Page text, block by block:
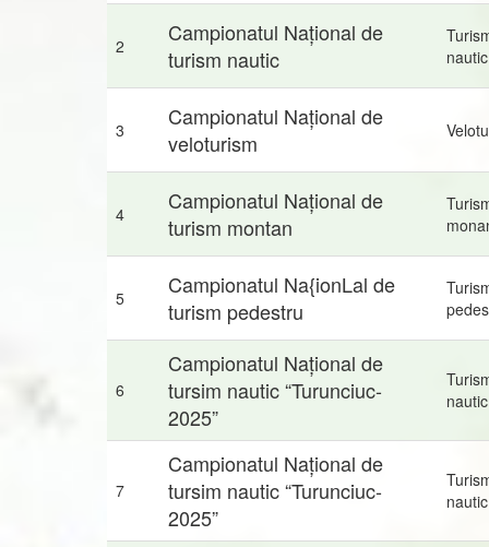
2
Campionatul Național de
turism nautic
nautic
3
Campionatul Național de
veloturism
4
Campionatul Național de
turism montan
5
Campionatul Na{ionLal de
turism pedestru
6
Campionatul Național de
tursim nautic “Turunciuc-
2025”
nautic
7
Campionatul Național de
tursim nautic “Turunciuc-
2025”
nautic